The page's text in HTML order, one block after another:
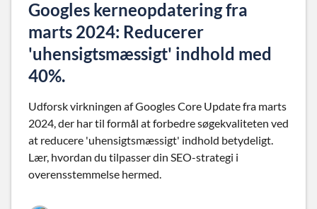
Googles kerneopdatering fra
marts 2024: Reducerer
'uhensigtsmæssigt' indhold med
40%.
Udforsk virkningen af Googles Core Update fra marts
2024, der har til formål at forbedre søgekvaliteten ved
at reducere 'uhensigtsmæssigt' indhold betydeligt.
Lær, hvordan du tilpasser din SEO-strategi i
overensstemmelse hermed.